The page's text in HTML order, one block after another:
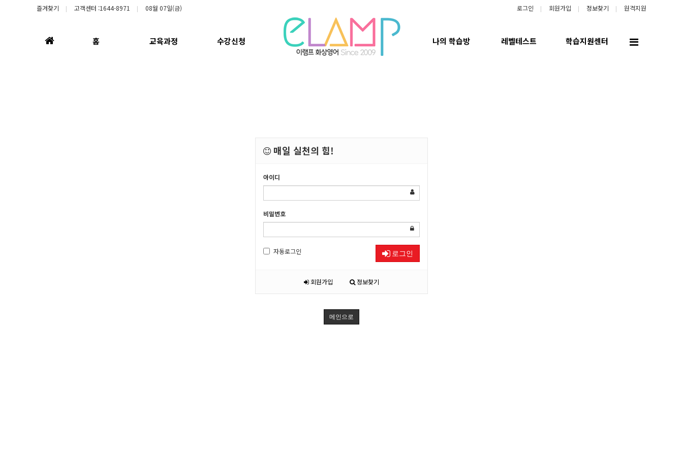
즐겨찾기 고객센터 :1644-8971 08월 07일(금) 로그인 회원가입 정보찾기 원격지원
홈 홈 교육과정 수강신청 나의 학습방 레벨테스트 학습지원센터 전
매일 실천의 힘!
아이디
비밀번호
자동로그인 로그인
회원가입 정보찾기
메인으로